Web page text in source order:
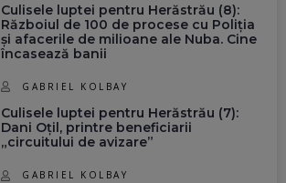
Culisele luptei pentru Herăstrău (8):
Războiul de 100 de procese cu Poliția
și afacerile de milioane ale Nuba. Cine
încasează banii
GABRIEL KOLBAY
Culisele luptei pentru Herăstrău (7):
Dani Oțil, printre beneficiarii
„circuitului de avizare”
GABRIEL KOLBAY